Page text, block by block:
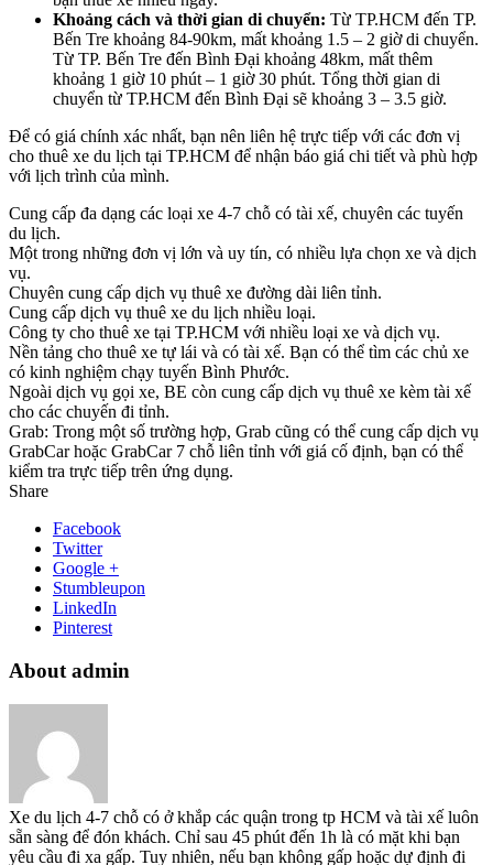
Khoảng cách và thời gian di chuyển: Từ TP.HCM đến TP.
Bến Tre khoảng 84-90km, mất khoảng 1.5 – 2 giờ di chuyển.
Từ TP. Bến Tre đến Bình Đại khoảng 48km, mất thêm
khoảng 1 giờ 10 phút – 1 giờ 30 phút. Tổng thời gian di
chuyển từ TP.HCM đến Bình Đại sẽ khoảng 3 – 3.5 giờ.
Để có giá chính xác nhất, bạn nên liên hệ trực tiếp với các đơn vị
cho thuê xe du lịch tại TP.HCM để nhận báo giá chi tiết và phù hợp
với lịch trình của mình.
Cung cấp đa dạng các loại xe 4-7 chỗ có tài xế, chuyên các tuyến
du lịch.
Một trong những đơn vị lớn và uy tín, có nhiều lựa chọn xe và dịch
vụ.
Chuyên cung cấp dịch vụ thuê xe đường dài liên tỉnh.
Cung cấp dịch vụ thuê xe du lịch nhiều loại.
Công ty cho thuê xe tại TP.HCM với nhiều loại xe và dịch vụ.
Nền tảng cho thuê xe tự lái và có tài xế. Bạn có thể tìm các chủ xe
có kinh nghiệm chạy tuyến Bình Phước.
Ngoài dịch vụ gọi xe, BE còn cung cấp dịch vụ thuê xe kèm tài xế
cho các chuyến đi tỉnh.
Grab: Trong một số trường hợp, Grab cũng có thể cung cấp dịch vụ
GrabCar hoặc GrabCar 7 chỗ liên tỉnh với giá cố định, bạn có thể
kiểm tra trực tiếp trên ứng dụng.
Share
Facebook
Twitter
Google +
Stumbleupon
LinkedIn
Pinterest
About admin
Xe du lịch 4-7 chỗ có ở khắp các quận trong tp HCM và tài xế luôn
sẵn sàng để đón khách. Chỉ sau 45 phút đến 1h là có mặt khi bạn
yêu cầu đi xa gấp. Tuy nhiên, nếu bạn không gấp hoặc dự định đi